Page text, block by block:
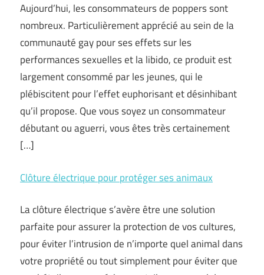
Aujourd’hui, les consommateurs de poppers sont
nombreux. Particulièrement apprécié au sein de la
communauté gay pour ses effets sur les
performances sexuelles et la libido, ce produit est
largement consommé par les jeunes, qui le
plébiscitent pour l’effet euphorisant et désinhibant
qu’il propose. Que vous soyez un consommateur
débutant ou aguerri, vous êtes très certainement
[…]
Clôture électrique pour protéger ses animaux
La clôture électrique s’avère être une solution
parfaite pour assurer la protection de vos cultures,
pour éviter l’intrusion de n’importe quel animal dans
votre propriété ou tout simplement pour éviter que